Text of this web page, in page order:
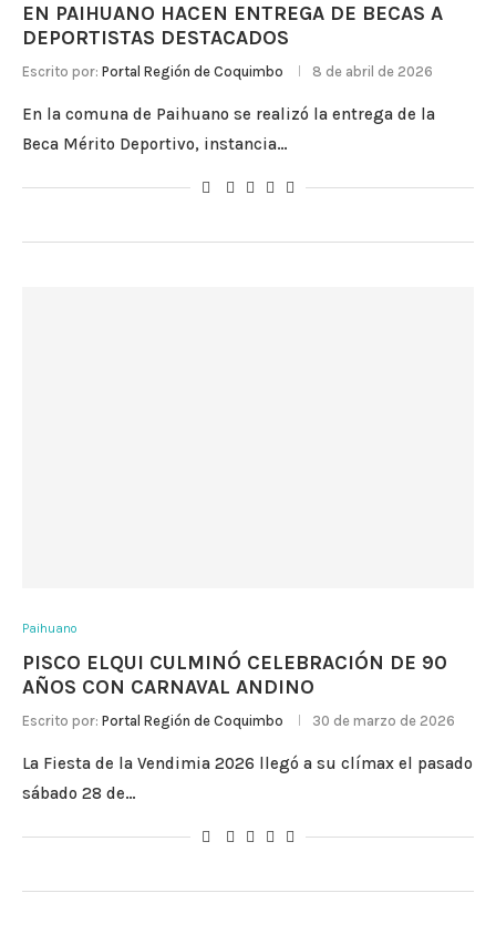
EN PAIHUANO HACEN ENTREGA DE BECAS A
DEPORTISTAS DESTACADOS
Escrito por: Portal Región de Coquimbo 8 de abril de 2026
En la comuna de Paihuano se realizó la entrega de la
Beca Mérito Deportivo, instancia…
Paihuano
PISCO ELQUI CULMINÓ CELEBRACIÓN DE 90
AÑOS CON CARNAVAL ANDINO
Escrito por: Portal Región de Coquimbo 30 de marzo de 2026
La Fiesta de la Vendimia 2026 llegó a su clímax el pasado
sábado 28 de…